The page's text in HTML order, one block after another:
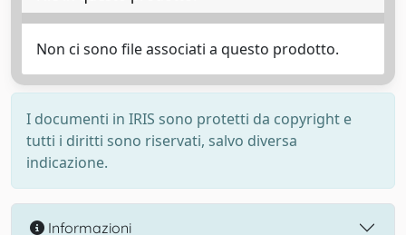
Non ci sono file associati a questo prodotto.
I documenti in IRIS sono protetti da copyright e
tutti i diritti sono riservati, salvo diversa
indicazione.
Informazioni